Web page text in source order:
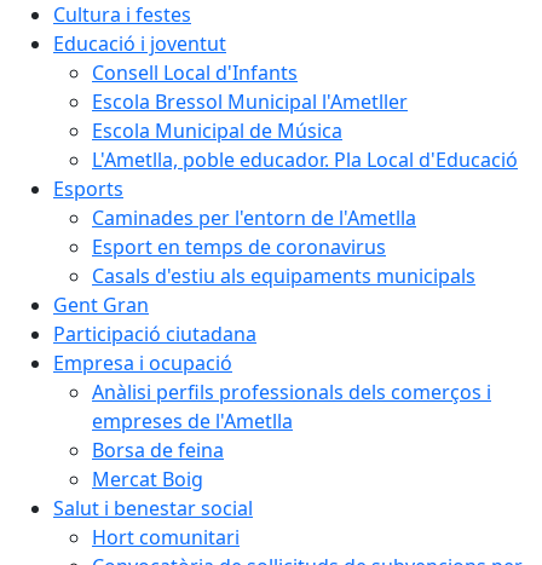
Cultura i festes
Educació i joventut
Consell Local d'Infants
Escola Bressol Municipal l'Ametller
Escola Municipal de Música
L'Ametlla, poble educador. Pla Local d'Educació
Esports
Caminades per l'entorn de l'Ametlla
Esport en temps de coronavirus
Casals d'estiu als equipaments municipals
Gent Gran
Participació ciutadana
Empresa i ocupació
Anàlisi perfils professionals dels comerços i
empreses de l'Ametlla
Borsa de feina
Mercat Boig
Salut i benestar social
Hort comunitari